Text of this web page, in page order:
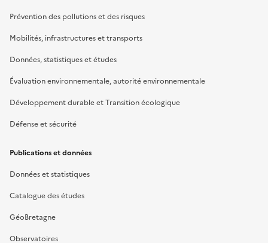
Prévention des pollutions et des risques
Mobilités, infrastructures et transports
Données, statistiques et études
Évaluation environnementale, autorité environnementale
Développement durable et Transition écologique
Défense et sécurité
Publications et données
Données et statistiques
Catalogue des études
GéoBretagne
Observatoires